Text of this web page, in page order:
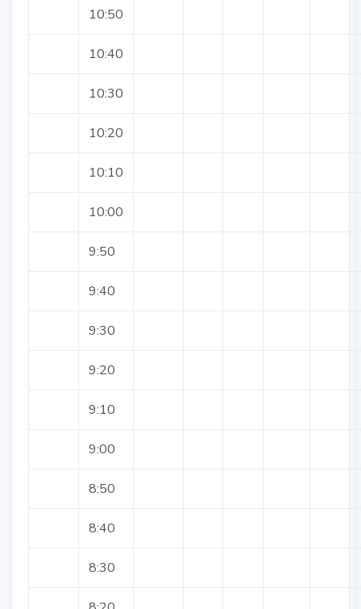
10:50
10:40
10:30
10:20
10:10
10:00
9:50
9:40
9:30
9:20
9:10
9:00
8:50
8:40
8:30